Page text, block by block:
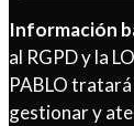
Información
al RGPD y la
PABLO
gestionar y